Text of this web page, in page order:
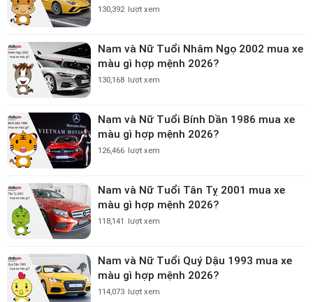
130,392 lượt xem
Nam và Nữ Tuổi Nhâm Ngọ 2002 mua xe
màu gì hợp mệnh 2026?
130,168 lượt xem
Nam và Nữ Tuổi Bính Dần 1986 mua xe
màu gì hợp mệnh 2026?
126,466 lượt xem
Nam và Nữ Tuổi Tân Tỵ 2001 mua xe
màu gì hợp mệnh 2026?
118,141 lượt xem
Nam và Nữ Tuổi Quý Dậu 1993 mua xe
màu gì hợp mệnh 2026?
114,073 lượt xem